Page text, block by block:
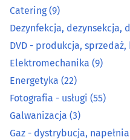
Klucze - dorabianie(12)
Kominiarze (8)
Kosmetyki - producenci,
Ksero, bindowanie,
Catering(9)
Dezynfekcja, dezynsekcja,
DVD - produkcja,
Elektromechanika (9)
Energetyka (22)
Fotografia - usługi (55)
Galwanizacja (3)
Gaz - dystrybucja,